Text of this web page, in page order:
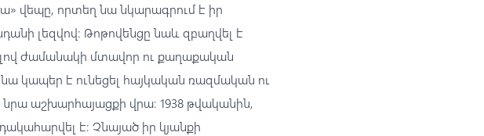
վեպը, որտեղ նա նկարագրում է իր
լեզվով։ Թոթովենցը նաև զբաղվել է
ժամանակի մտավոր ու քաղաքական
կապեր է ունեցել հայկական ռազմական ու
նրա աշխարհայացքի վրա։ 1938 թվականին,
է։ Չնայած իր կյանքի